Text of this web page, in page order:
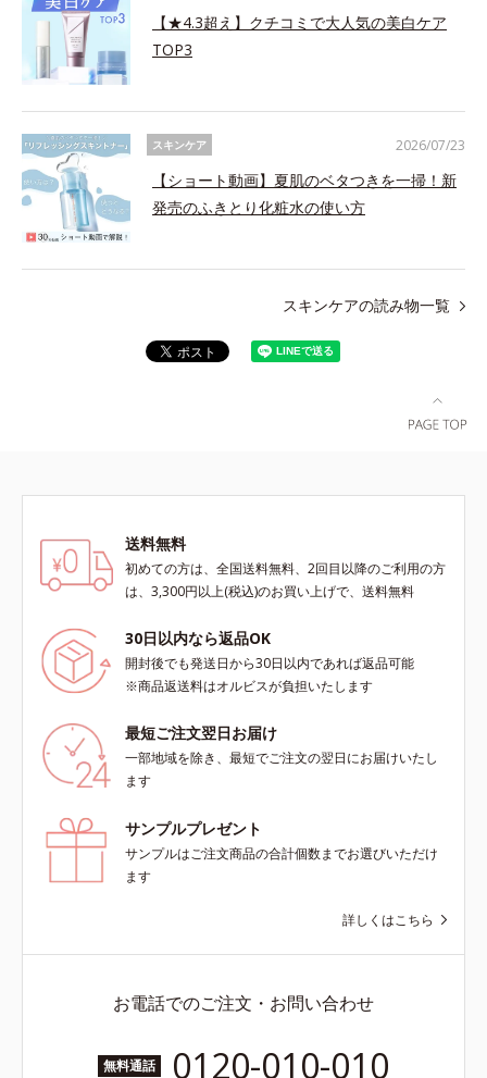
【★4.3超え】クチコミで大人気の美白ケア
TOP3
スキンケア
【ショート動画】夏肌のベタつきを一掃！新
発売のふきとり化粧水の使い方
2026/07/23
スキンケアの読み物一覧
送料無料
初めての方は、全国送料無料、2回目以降のご利用の方
は、3,300円以上(税込)のお買い上げで、送料無料
30日以内なら返品OK
開封後でも発送日から30日以内であれば返品可能
※商品返送料はオルビスが負担いたします
最短ご注文翌日お届け
一部地域を除き、最短でご注文の翌日にお届けいたし
ます
サンプルプレゼント
サンプルはご注文商品の合計個数までお選びいただけ
ます
詳しくはこちら
お電話でのご注文・お問い合わせ
無料通話 0120-010-010